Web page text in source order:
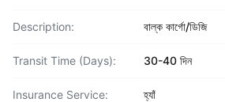
Description: বাল্ক কার্গো/ডিজি
Transit Time (Days): 30-40 দিন
Insurance Service: হ্যাঁ